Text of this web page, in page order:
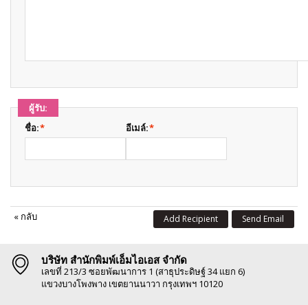
ผู้รับ:
*
ชื่อ: *
อีเมล์:
« กลับ Send Email
Add Recipient
บริษัท สำนักพิมพ์เอ็มไอเอส จำกัด
เลขที่ 213/3 ซอยพัฒนาการ 1 (สาธุประดิษฐ์ 34 แยก 6)
แขวงบางโพงพาง เขตยานนาวา กรุงเทพฯ 10120